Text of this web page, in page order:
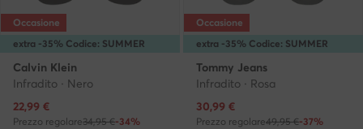
extra -35% Codice: SUMMER
Occasione
Calvin Klein
Infradito · Nero
Prezzo attuale
22,99 €
Prezzo regolare34,95 €-34%
extra -35% Codice: SUMMER
Occasione
Tommy Jeans
Infradito · Rosa
Prezzo attuale
30,99 €
Prezzo regolare49,95 €-37%